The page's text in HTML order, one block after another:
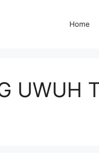
Home
UWUH